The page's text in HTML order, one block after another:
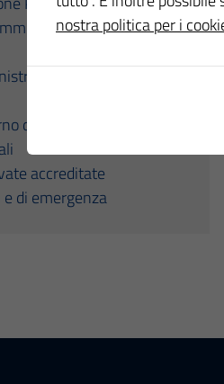
del territorio
accreditate
di emergenza
nostra politica per i